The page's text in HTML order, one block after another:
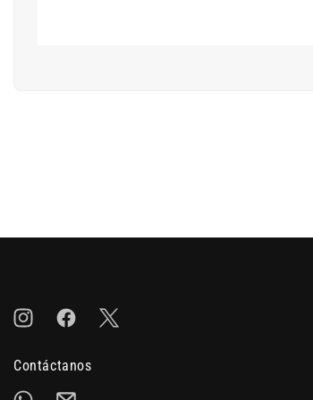
InstagramFacebookTwitter
Contáctanos